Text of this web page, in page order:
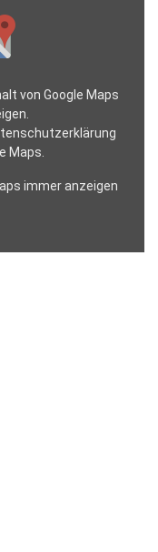
von Google Maps
Maps.
immer anzeigen